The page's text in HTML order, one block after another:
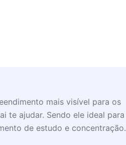
mais visível para os
te ajudar. Sendo ele ideal para
de estudo e concentração.